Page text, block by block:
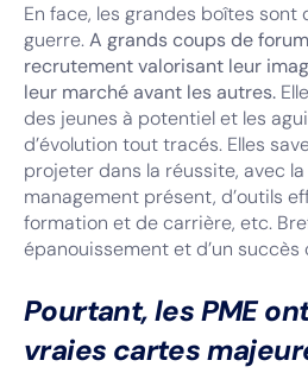
En face, les grandes boîtes
guerre.A grands coups de
recrutement valorisant leur
leur marché avant les autres.
des jeunes à potentiel et les
d’évolution tout tracés. Elles
projeter dans la réussite, avec
management présent, d’outils
formation et de carrière, etc.
épanouissement et d’un succès
Pourtant, les PME
vraies cartes